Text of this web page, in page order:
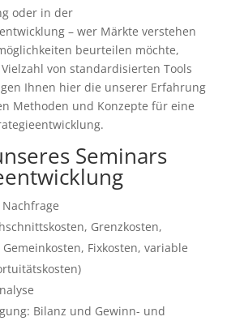
oder in der
– wer Märkte verstehen
beurteilen möchte,
von standardisierten Tools
Ihnen hier die unserer Erfahrung
Methoden und Konzepte für eine
Seminars
Grenzkosten,
Fixkosten, variable
Bilanz und Gewinn- und